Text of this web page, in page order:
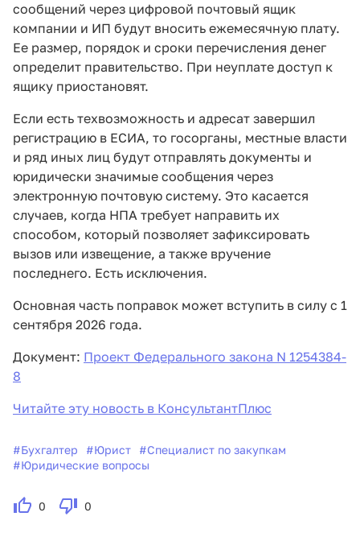
сообщений через цифровой почтовый ящик
компании и ИП будут вносить ежемесячную плату.
Ее размер, порядок и сроки перечисления денег
определит правительство. При неуплате доступ к
ящику приостановят.
Если есть техвозможность и адресат завершил
регистрацию в ЕСИА, то госорганы, местные власти
и ряд иных лиц будут отправлять документы и
юридически значимые сообщения через
электронную почтовую систему. Это касается
случаев, когда НПА требует направить их
способом, который позволяет зафиксировать
вызов или извещение, а также вручение
последнего. Есть исключения.
Основная часть поправок может вступить в силу с 1
сентября 2026 года.
Документ: Проект Федерального закона N 1254384-
8
Читайте эту новость в КонсультантПлюс
#Бухгалтер #Юрист #Специалист по закупкам
#Юридические вопросы
0 0